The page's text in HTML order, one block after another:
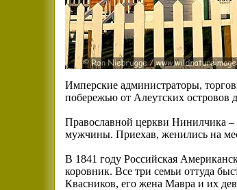
Имперские администраторы,
побережью от Алеутских островов
Православной церкви Нинилчика –
мужчины. Приехав, женились на
В 1841 году Российская
коровник. Все три семьи оттуда
Квасников, его жена Мавра и их